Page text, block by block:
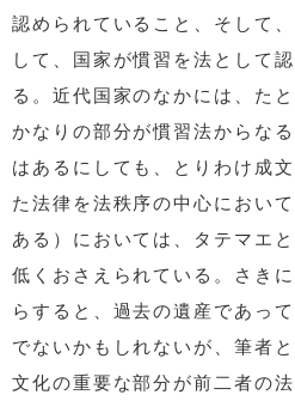
認められていること、そして
して、国家が慣習を法として
る。近代国家のなかには、た
かなりの部分が慣習法からな
はあるにしても、とりわけ成
た法律を法秩序の中心におい
ある）においては、タテマエ
低くおさえられている。さき
らすると、過去の遺産であっ
でないかもしれないが、筆者
文化の重要な部分が前二者の